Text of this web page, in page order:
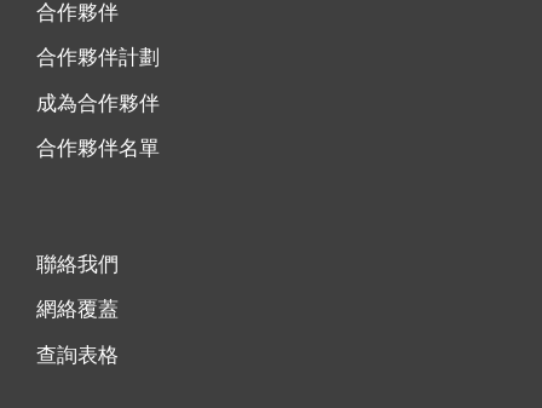
合作夥伴
合作夥伴計劃
成為合作夥伴
合作夥伴名單
聯絡我們
網絡覆蓋
查詢表格